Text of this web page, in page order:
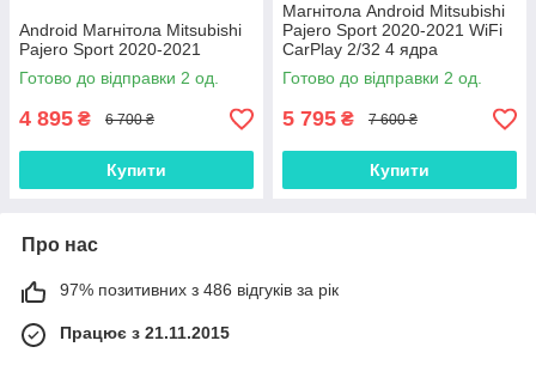
Android Магнітола Mitsubishi
Pajero Sport 2020-2021
Готово до відправки 2 од.
4 895 ₴ 6 700 ₴
Купити
Магнітола Android Mitsubishi
Pajero Sport 2020-2021 WiFi
CarPlay 2/32 4 ядра
Готово до відправки 2 од.
5 795 ₴ 7 600 ₴
Купити
Про нас
97% позитивних з 486 відгуків за рік
Працює з 21.11.2015